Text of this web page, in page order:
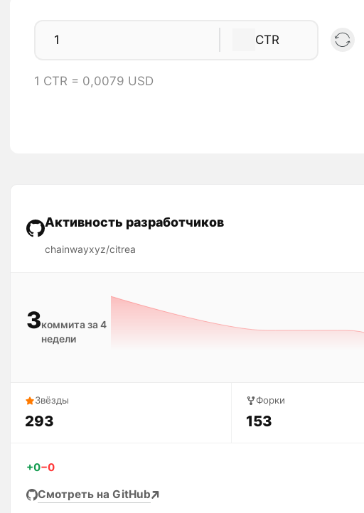
CTR
1 CTR = 0,0079 USD
Активность разработчиков
chainwayxyz/citrea
3коммита за 4
недели
Звёзды
293
Форки
153
+0−0
Смотреть на GitHub